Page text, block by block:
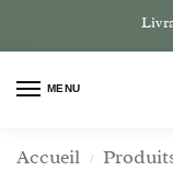
MENU
Accueil /